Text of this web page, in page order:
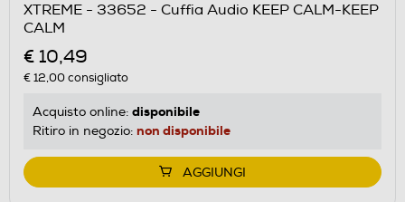
XTREME - 33652 - Cuffia Audio KEEP CALM-KEEP
CALM
€ 10,49
€ 12,00consigliato
Acquisto online: disponibile
Ritiro in negozio: non disponibile
AGGIUNGI